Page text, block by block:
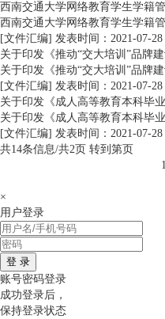
西南交通大学网络教育学生学籍
西南交通大学网络教育学生学籍
[文件汇编] 发表时间：2021-07-28
关于印发《推动“交大培训”品牌
关于印发《推动“交大培训”品牌
[文件汇编] 发表时间：2021-07-28
关于印发《成人高等教育本科毕
关于印发《成人高等教育本科毕
[文件汇编] 发表时间：2021-07-28
共14条信息/共2页 转到第页
×
用户登录
登 录
账号密码登录
成功登录后，
保持登录状态